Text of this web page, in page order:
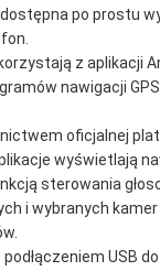
po prostu
z aplikacji
nawigacji
oficjalnej
wyświetlają
sterowania
i wybranych
USB